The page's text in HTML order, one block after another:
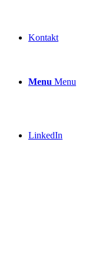
Kontakt
Menu Menu
LinkedIn